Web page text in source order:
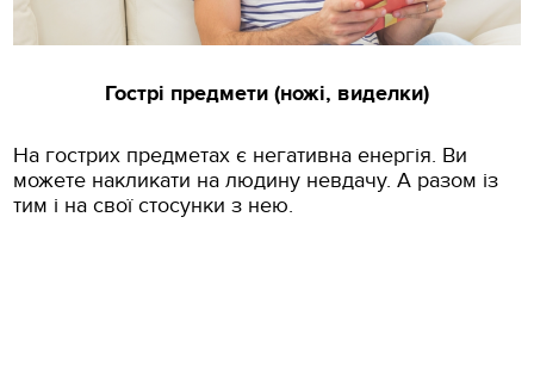
Гострі предмети (ножі, виделки)
На гострих предметах є негативна енергія. Ви
можете накликати на людину невдачу. А разом із
тим і на свої стосунки з нею.